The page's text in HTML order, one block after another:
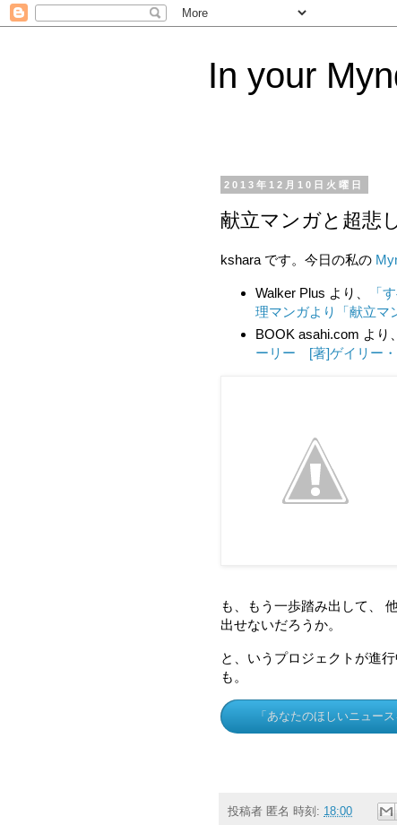
In your
2013年12月10日火曜日
献立マンガと超悲
kshara です。今日の私の
Walker Plus より、
「
理マンガより「献立マ
BOOK asahi.com より、
ーリー [著]ゲイリー・
も、もう一歩踏み出して、
出せないだろうか。
と、いうプロジェクトが進
も。
「あなたのほしいニュー
投稿者 匿名 時刻: 18:00